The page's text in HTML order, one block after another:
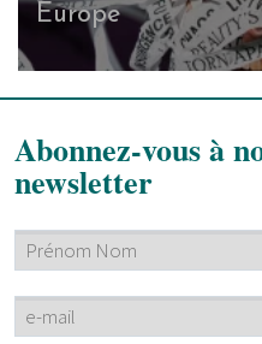
Europe
Abonnez-vous à
newsletter